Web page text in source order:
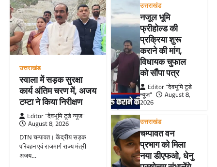
उत्तराखंड
स्वाला में सड़क सुरक्षा
कार्य अंतिम चरण में, अजय
टम्टा ने किया निरीक्षण
Editor "देवभूमि टूडे न्यूज"
August 8, 2026
DTN चम्पावत। केंद्रीय सड़क
परिवहन एवं राजमार्ग राज्य मंत्री
अजय…
उत्तराखंड
नजूल भूमि
फ्रीहोल्ड की
प्रक्रिया शुरू
कराने की मांग,
विधायक चुफाल
को सौंपा पत्र
Editor "देवभूमि टूडे
न्यूज"
August 8,
2026
उत्तराखंड
चम्पावत वन
प्रभाग को मिला
नया डीएफओ, धेनु